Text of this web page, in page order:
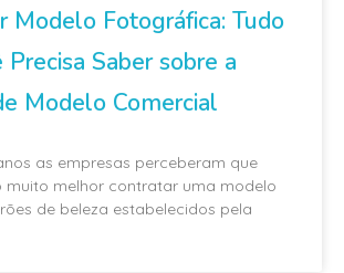
Modelo Fotográfica: Tudo
Precisa Saber sobre a
Modelo Comercial
as empresas perceberam que
muito melhor contratar uma modelo
de beleza estabelecidos pela